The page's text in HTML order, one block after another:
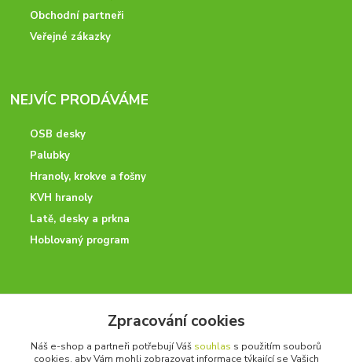
Obchodní partneři
Veřejné zákazky
NEJVÍC PRODÁVÁME
OSB desky
Palubky
Hranoly, krokve a fošny
KVH hranoly
Latě, desky a prkna
Hoblovaný program
Potřebujete poradit? Neváhejte nás kontaktovat.
+420 728 600 625
Zpracování cookies
Náš e-shop a partneři potřebují Váš souhlas s použitím souborů
cookies, aby Vám mohli zobrazovat informace týkající se Vašich